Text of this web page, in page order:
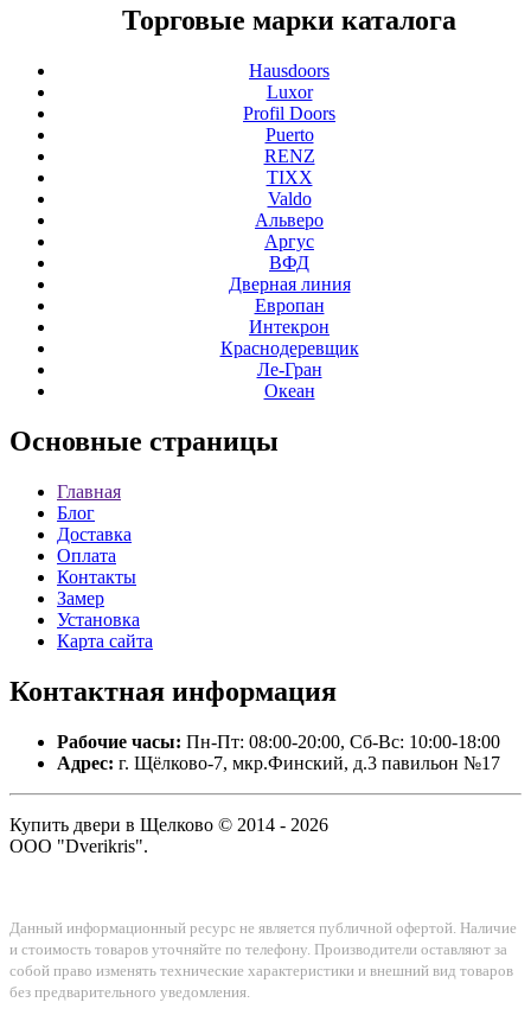
Торговые марки каталога
Hausdoors
Luxor
Profil Doors
Puerto
RENZ
TIXX
Valdo
Альверо
Аргус
ВФД
Дверная линия
Европан
Интекрон
Краснодеревщик
Ле-Гран
Океан
Основные страницы
Главная
Блог
Доставка
Оплата
Контакты
Замер
Установка
Карта сайта
Контактная информация
Рабочие часы: Пн-Пт: 08:00-20:00, Сб-Вс: 10:00-18:00
Адрес: г. Щёлково-7, мкр.Финский, д.3 павильон №17
Купить двери в Щелково © 2014 - 2026
ООО "Dverikris".
Данный информационный ресурс не является публичной офертой. Наличие
и стоимость товаров уточняйте по телефону. Производители оставляют за
собой право изменять технические характеристики и внешний вид товаров
без предварительного уведомления.